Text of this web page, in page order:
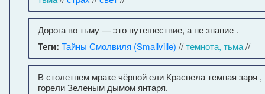
Дорога во тьму — это путешествие, а не знание .
Теги: Тайны Смолвиля (Smallville) //темнота, тьма//
В столетнем мраке чёрной ели Краснела темная заря
горели Зеленым дымом янтаря.